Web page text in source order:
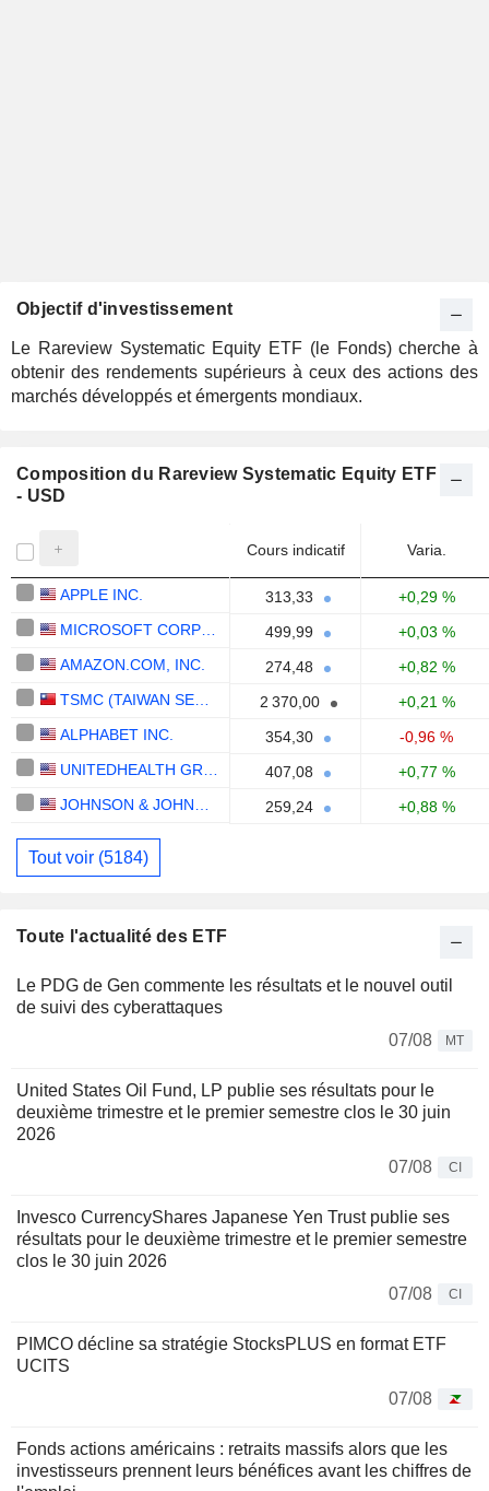
Objectif d'investissement
Le Rareview Systematic Equity ETF (le Fonds) cherche à
obtenir des rendements supérieurs à ceux des actions des
marchés développés et émergents mondiaux.
Composition du Rareview Systematic Equity ETF
- USD
Cours indicatif Varia.
APPLE INC. 313,33
+0,29 %
499,99
+0,03 %
AMAZON.COM, INC.
274,48
+0,82 %
2 370,00
+0,21 %
ALPHABET INC.
354,30
-0,96 %
407,08
+0,77 %
259,24 +0,88 %
Tout voir (5184)
Toute l'actualité des ETF
Le PDG de Gen commente les résultats et le nouvel outil
de suivi des cyberattaques
07/08
MT
United States Oil Fund, LP publie ses résultats pour le
deuxième trimestre et le premier semestre clos le 30 juin
2026
07/08
CI
Invesco CurrencyShares Japanese Yen Trust publie ses
résultats pour le deuxième trimestre et le premier semestre
clos le 30 juin 2026
07/08
CI
PIMCO décline sa stratégie StocksPLUS en format ETF
UCITS
07/08
Fonds actions américains : retraits massifs alors que les
investisseurs prennent leurs bénéfices avant les chiffres de